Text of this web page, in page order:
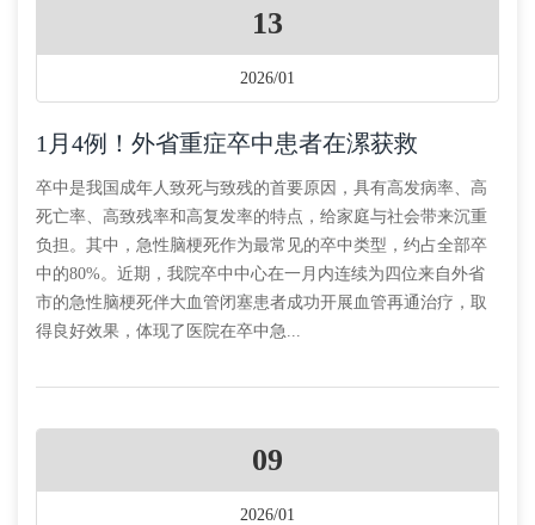
13
2026/01
1月4例！外省重症卒中患者在漯获救
卒中是我国成年人致死与致残的首要原因，具有高发病率、高
死亡率、高致残率和高复发率的特点，给家庭与社会带来沉重
负担。其中，急性脑梗死作为最常见的卒中类型，约占全部卒
中的80%。近期，我院卒中中心在一月内连续为四位来自外省
市的急性脑梗死伴大血管闭塞患者成功开展血管再通治疗，取
得良好效果，体现了医院在卒中急...
09
2026/01